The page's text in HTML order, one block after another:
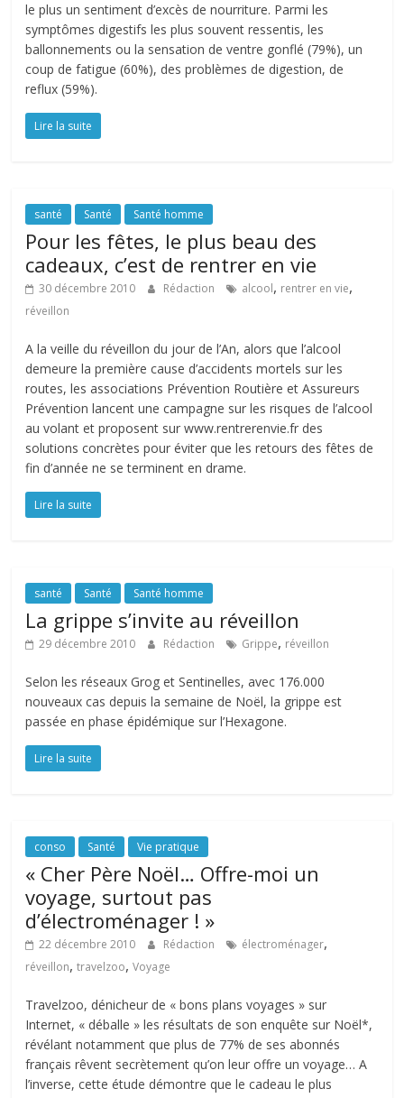
le plus un sentiment d’excès de nourriture. Parmi les
symptômes digestifs les plus souvent ressentis, les
ballonnements ou la sensation de ventre gonflé (79%), un
coup de fatigue (60%), des problèmes de digestion, de
reflux (59%).
Lire la suite
santé Santé Santé homme
Pour les fêtes, le plus beau des
cadeaux, c’est de rentrer en vie
30 décembre 2010 Rédaction alcool, rentrer en vie,
réveillon
A la veille du réveillon du jour de l’An, alors que l’alcool
demeure la première cause d’accidents mortels sur les
routes, les associations Prévention Routière et Assureurs
Prévention lancent une campagne sur les risques de l’alcool
au volant et proposent sur www.rentrerenvie.fr des
solutions concrètes pour éviter que les retours des fêtes de
fin d’année ne se terminent en drame.
Lire la suite
santé Santé Santé homme
La grippe s’invite au réveillon
29 décembre 2010 Rédaction Grippe, réveillon
Selon les réseaux Grog et Sentinelles, avec 176.000
nouveaux cas depuis la semaine de Noël, la grippe est
passée en phase épidémique sur l’Hexagone.
Lire la suite
conso Santé Vie pratique
« Cher Père Noël… Offre-moi un
voyage, surtout pas
d’électroménager ! »
22 décembre 2010 Rédaction électroménager,
réveillon,travelzoo,Voyage
Travelzoo, dénicheur de « bons plans voyages » sur
Internet, « déballe » les résultats de son enquête sur Noël*,
révélant notamment que plus de 77% de ses abonnés
français rêvent secrètement qu’on leur offre un voyage… A
l’inverse, cette étude démontre que le cadeau le plus